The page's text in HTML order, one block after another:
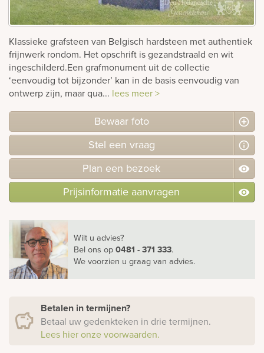
Klassieke grafsteen van Belgisch hardsteen met authentiek
frijnwerk rondom. Het opschrift is gezandstraald en wit
ingeschilderd.Een grafmonument uit de collectie
‘eenvoudig tot bijzonder’ kan in de basis eenvoudig van
ontwerp zijn, maar qua... lees meer >
Bewaar foto
Stel een vraag
Plan een bezoek
Prijsinformatie aanvragen
Wilt u advies?
Bel ons op0481 - 371 333.
We voorzien u graag van advies.
Betalen in termijnen?
Betaal uw gedenkteken in drie termijnen.
Lees hier onze voorwaarden.